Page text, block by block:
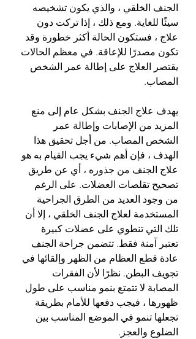
الجنف الخلقي ، والذي يكون تشخيصه
سيئًا للغاية. ومع ذلك ، إذا تركت دون
علاج ، فستكون الحالة أكثر خطورة وقد
تكون مصدرًا للإعاقة. في معظم الحالات
يقتصر العلاج على إطالة عمر الشخص
المصاب.
يهدف علاج الجنف بشكل عام إلى منع
المزيد من الإصابات وإطالة عمر
الشخص المصاب. من أجل تحقيق هذا
الهدف ، فإن أهم شيء يجب القيام به هو
علاج الجنف من جذوره ، أي عن طريق
تصحيح تقلصات العضلات. على الرغم
من وجود العديد من الطرق الجراحية
المستخدمة لعلاج الجنف الخلقي ، إلا أن
تلك التي تنطوي على عضلات كبيرة
تعتبر آمنة فقط. تتضمن جراحة الجنف
عادة قطع العظام من الظهر وإلقائها في
تجويف البطن. نظرًا لأن الفقرات
المصابة لا تتمتع بنمو مناسب على طول
ظهورها ، فيجب دفعها للأمام بطريقة
تجعلها تنمو في الموضع المناسب بين
الضلوع والعجز.